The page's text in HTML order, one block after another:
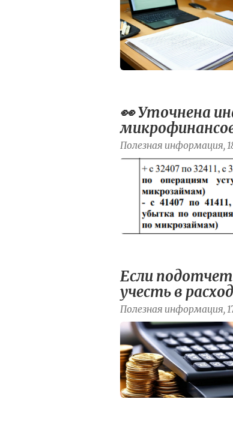
👀 Уточнена
Полезная информация,
Если
учесть в
Полезная информация,